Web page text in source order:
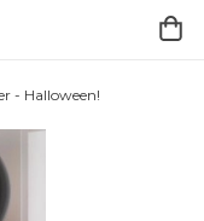
- Halloween!